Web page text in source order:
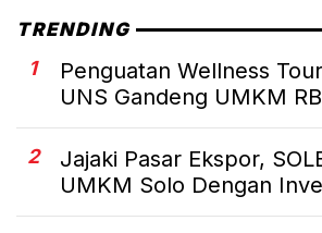
TRENDING
1
Penguatan Wellness
UNS Gandeng UMKM
2
Jajaki Pasar Ekspor,
UMKM Solo Dengan